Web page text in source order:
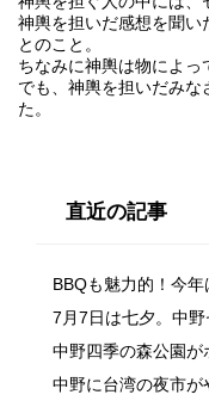
神輿を担いだ感想を聞
とのこと。
ちなみに神輿は物によ
でも、神輿を担いだみ
た。
直近の記事
BBQも魅力的！今
7月7日は七夕。中
中野四季の森公園
中野に台湾の夜市